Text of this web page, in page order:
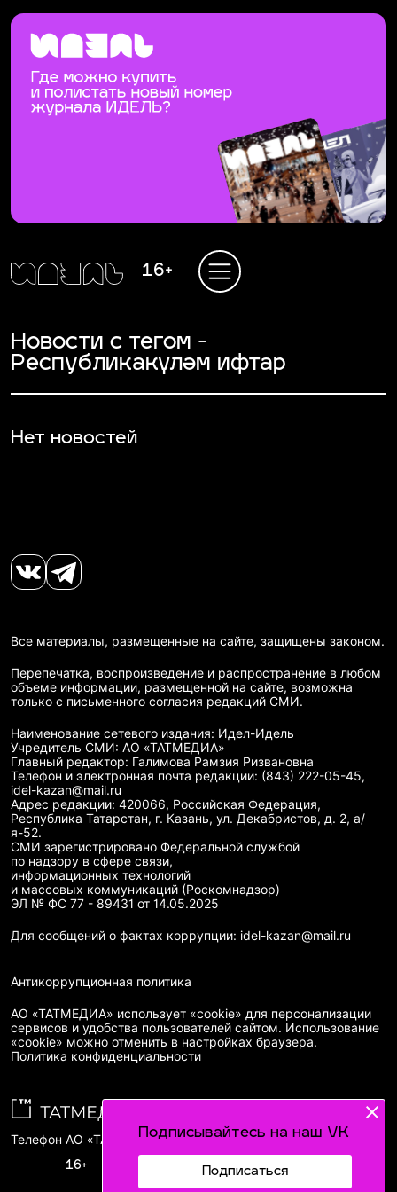
16+
Новости с тегом -
Республикакүләм ифтар
Нет новостей
Подписывайтесь на наш VK
Подписаться
Все материалы, размещенные на сайте, защищены законом.
Перепечатка, воспроизведение и распространение в любом
объеме информации, размещенной на сайте, возможна
только с письменного согласия редакций СМИ.
Наименование сетевого издания: Идел-Идель
Учредитель СМИ: АО «ТАТМЕДИА»
Главный редактор: Галимова Рамзия Ризвановна
Телефон и электронная почта редакции: (843) 222-05-45,
idel-kazan@mail.ru
Адрес редакции: 420066, Российская Федерация,
Республика Татарстан, г. Казань, ул. Декабристов, д. 2, а/
я-52.
СМИ зарегистрировано Федеральной службой
по надзору в сфере связи,
информационных технологий
и массовых коммуникаций (Роскомнадзор)
ЭЛ № ФС 77 - 89431 от 14.05.2025
Для сообщений о фактах коррупции: idel-kazan@mail.ru
Антикоррупционная политика
АО «ТАТМЕДИА» использует «cookie» для персонализации
сервисов и удобства пользователей сайтом. Использование
«cookie» можно отменить в настройках браузера.
Политика конфиденциальности
Телефон АО «ТАТМЕДИА»:(843) 222 09 84
16+